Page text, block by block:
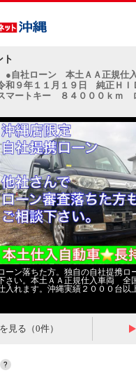
ト
●自社ローン 本土ＡＡ正規
和９年１１月１９日 純正Ｈ
マートキー ８４０００ｋｍ
ーン落ちた方。独自の自社提携ロ
さい。本土ＡＡ正規仕入車両 全
入れます。沖縄実績２０００台以
見る（0件）